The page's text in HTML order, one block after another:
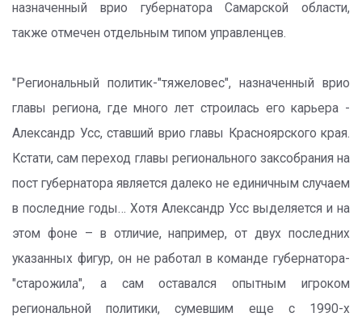
назначенный врио губернатора Самарской области,
также отмечен отдельным типом управленцев.
"Региональный политик-"тяжеловес", назначенный врио
главы региона, где много лет строилась его карьера -
Александр Усс, ставший врио главы Красноярского края.
Кстати, сам переход главы регионального заксобрания на
пост губернатора является далеко не единичным случаем
в последние годы… Хотя Александр Усс выделяется и на
этом фоне – в отличие, например, от двух последних
указанных фигур, он не работал в команде губернатора-
"старожила", а сам оставался опытным игроком
региональной политики, сумевшим еще с 1990-х